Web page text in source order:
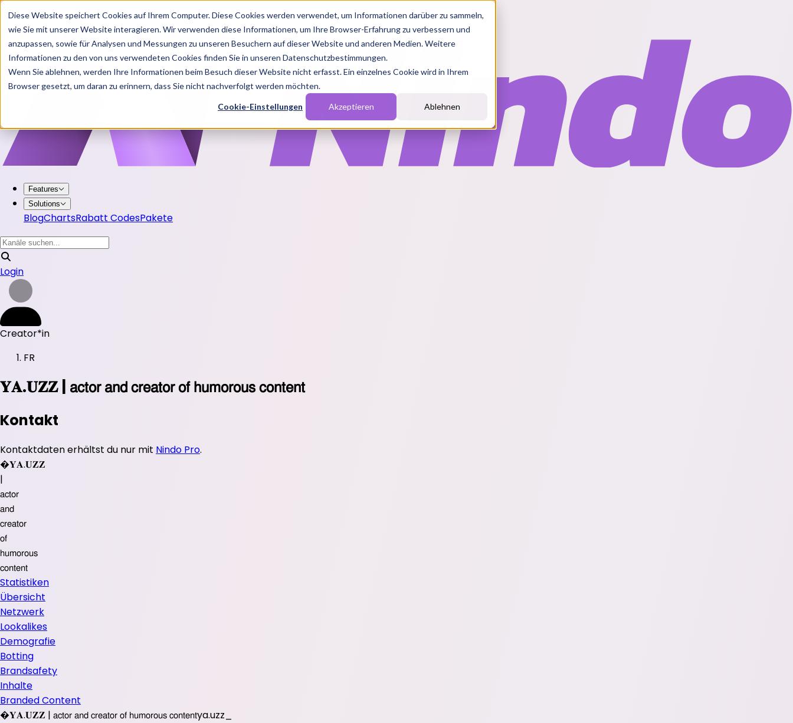
Diese Website speichert Cookies auf Ihrem Computer. Diese Cookies werden verwendet, um Informationen darüber zu sammeln,
wie Sie mit unserer Website interagieren. Wir verwenden diese Informationen, um Ihre Browser-Erfahrung zu verbessern und
anzupassen, sowie für Analysen und Messungen zu unseren Besuchern auf dieser Website und anderen Medien. Weitere
Informationen zu den von uns verwendeten Cookies finden Sie in unseren Datenschutzbestimmungen.
Wenn Sie ablehnen, werden Ihre Informationen beim Besuch dieser Website nicht erfasst. Ein einzelnes Cookie wird in Ihrem
Browser gesetzt, um daran zu erinnern, dass Sie nicht nachverfolgt werden möchten.
Cookie-Einstellungen Akzeptieren Ablehnen
Features
Solutions
BlogChartsRabatt CodesPakete
Login
Creator*in
FR
𝐘𝐀.𝐔𝐙𝐙 | 𝖺𝖼𝗍𝗈𝗋 𝖺𝗇𝖽 𝖼𝗋𝖾𝖺𝗍𝗈𝗋 𝗈𝖿 𝗁𝗎𝗆𝗈𝗋𝗈𝗎𝗌 𝖼𝗈𝗇𝗍𝖾𝗇𝗍
Kontakt
Kontaktdaten erhältst du nur mit Nindo Pro.
�𝐘𝐀.𝐔𝐙𝐙
|
𝖺𝖼𝗍𝗈𝗋
𝖺𝗇𝖽
𝖼𝗋𝖾𝖺𝗍𝗈𝗋
𝗈𝖿
𝗁𝗎𝗆𝗈𝗋𝗈𝗎𝗌
𝖼𝗈𝗇𝗍𝖾𝗇𝗍
Statistiken
Übersicht
Netzwerk
Lookalikes
Demografie
Botting
Brandsafety
Inhalte
Branded Content
�𝐘𝐀.𝐔𝐙𝐙 | 𝖺𝖼𝗍𝗈𝗋 𝖺𝗇𝖽 𝖼𝗋𝖾𝖺𝗍𝗈𝗋 𝗈𝖿 𝗁𝗎𝗆𝗈𝗋𝗈𝗎𝗌 𝖼𝗈𝗇𝗍𝖾𝗇𝗍ya.uzz_